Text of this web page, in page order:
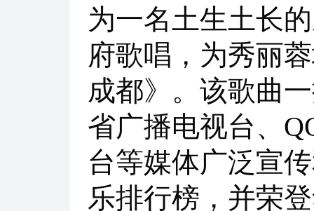
为一名土生土长
府歌唱，为秀丽
成都》。该歌曲
省广播电视台、
台等媒体广泛宣
乐排行榜，并荣